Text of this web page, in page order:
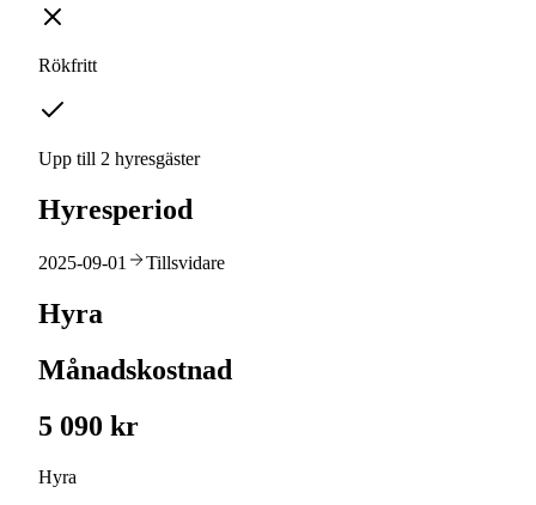
Rökfritt
Upp till 2 hyresgäster
Hyresperiod
2025-09-01 Tillsvidare
Hyra
Månadskostnad
5 090 kr
Hyra